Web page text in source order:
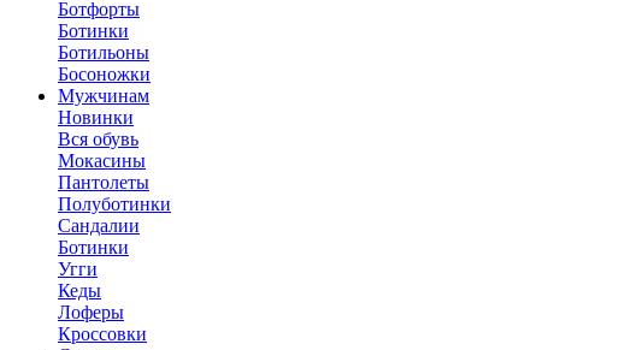
Ботфорты
Ботинки
Ботильоны
Босоножки
Мужчинам
Новинки
Вся обувь
Мокасины
Пантолеты
Полуботинки
Сандалии
Ботинки
Угги
Кеды
Лоферы
Кроссовки